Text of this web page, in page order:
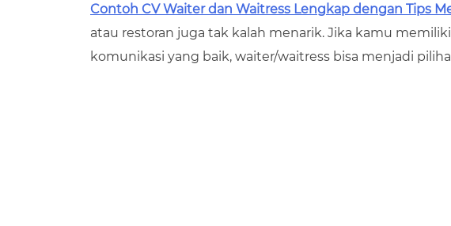
Contoh CV Waiter dan Waitress Lengkap dengan Tips
atau restoran juga tak kalah menarik. Jika kamu
komunikasi yang baik, waiter/waitress bisa menjadi